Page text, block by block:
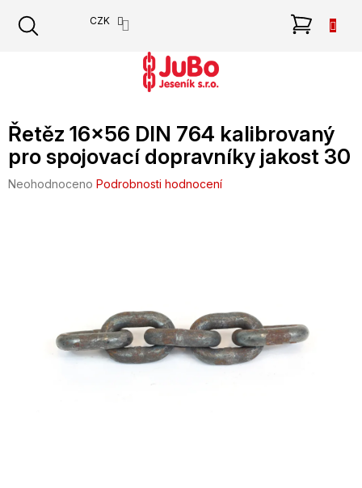
obsah
CZK
Řetěz 16x56 DIN 764 kalibrovaný
pro spojovací dopravníky jakost 30
Průměrné
Neohodnoceno Podrobnosti hodnocení